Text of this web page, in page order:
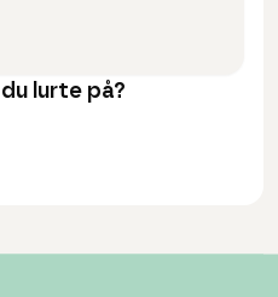
lurte på?